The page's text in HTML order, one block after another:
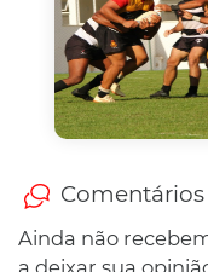
Comentários
Ainda não